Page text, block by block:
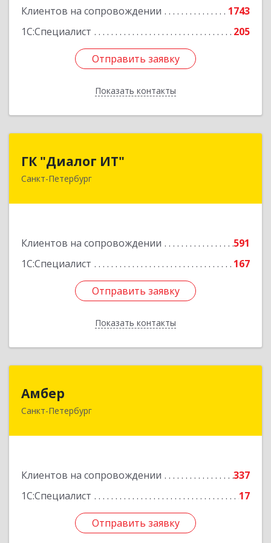
Клиентов на сопровождении
1743
1С:Специалист
205
Отправить заявку
Показать контакты
17часть, 44
Подробнее
Отправить заявку
Назад
ГК "Диалог ИТ"
Санкт-Петербург
Клиентов на сопровождении
591
1С:Специалист
167
Отправить заявку
Показать контакты
194100, Санкт-Петербург г, вн.тер.г.
Отправить заявку
Назад
Амбер
Санкт-Петербург
Клиентов на сопровождении
337
1С:Специалист
17
Отправить заявку
191119, Санкт-Петербург г, Правды ул, дом №
Отправить заявку